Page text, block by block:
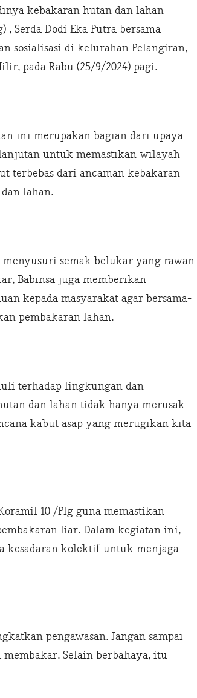
kebakaran hutan dan lahan
Serda Dodi Eka Putra bersama
sosialisasi di kelurahan Pelangiran,
pada Rabu (25/9/2024) pagi.
ini merupakan bagian dari upaya
untuk memastikan wilayah
terbebas dari ancaman kebakaran
lahan.
menyusuri semak belukar yang rawan
Babinsa juga memberikan
kepada masyarakat agar bersama-
pembakaran lahan.
terhadap lingkungan dan
dan lahan tidak hanya merusak
kabut asap yang merugikan kita
10 /Plg guna memastikan
liar. Dalam kegiatan ini,
kesadaran kolektif untuk menjaga
pengawasan. Jangan sampai
Selain berbahaya, itu